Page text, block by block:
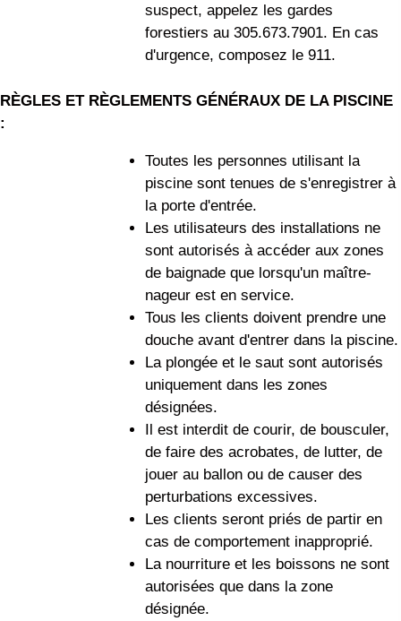
suspect, appelez les gardes
forestiers au 305.673.7901. En cas
d'urgence, composez le 911.
RÈGLES ET RÈGLEMENTS GÉNÉRAUX DE LA PISCINE
:
Toutes les personnes utilisant la
piscine sont tenues de s'enregistrer à
la porte d'entrée.
Les utilisateurs des installations ne
sont autorisés à accéder aux zones
de baignade que lorsqu'un maître-
nageur est en service.
Tous les clients doivent prendre une
douche avant d'entrer dans la piscine.
La plongée et le saut sont autorisés
uniquement dans les zones
désignées.
Il est interdit de courir, de bousculer,
de faire des acrobates, de lutter, de
jouer au ballon ou de causer des
perturbations excessives.
Les clients seront priés de partir en
cas de comportement inapproprié.
La nourriture et les boissons ne sont
autorisées que dans la zone
désignée.